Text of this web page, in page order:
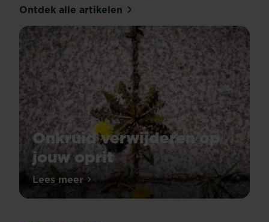
Ontdek alle artikelen
Onkruid verwijderen op
jouw oprit
Onkruid
Lees meerOnkruid verwijderen op jouw oprit